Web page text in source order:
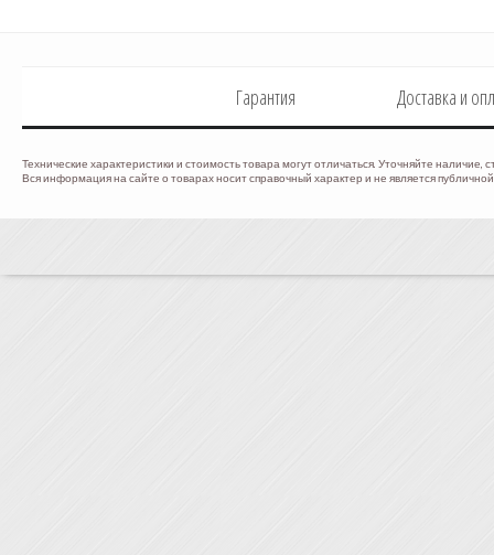
Гарантия Доставка и
Технические характеристики и стоимость товара могут отличаться. Уточняйте наличие,
Вся информация на сайте о товарах носит справочный характер и не является